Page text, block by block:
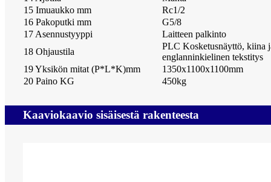
15 Imuaukko mm
Rc1/2
16 Pakoputki mm
G5/8
17 Asennustyyppi
Laitteen palkinto
18 Ohjaustila
PLC Kosketusnäyttö, kiina
englanninkielinen tekstitys
19 Yksikön mitat (P*L*K)mm
1350x1100x1100mm
20 Paino KG
450kg
Kaaviokaavio sisäisestä rakenteesta